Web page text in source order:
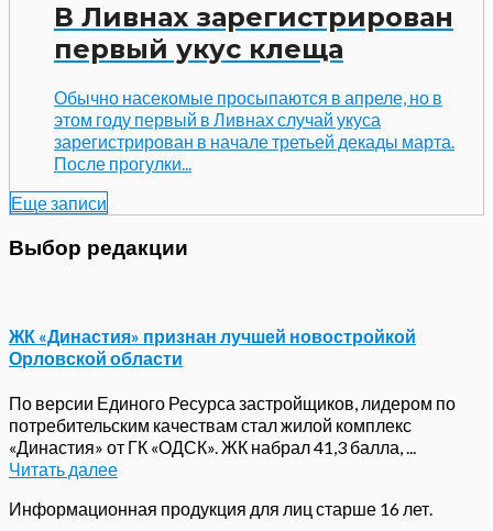
В Ливнах зарегистрирован
первый укус клеща
Обычно насекомые просыпаются в апреле, но в
этом году первый в Ливнах случай укуса
зарегистрирован в начале третьей декады марта.
После прогулки...
Еще записи
Выбор редакции
ЖК «Династия» признан лучшей новостройкой
Орловской области
По версии Единого Ресурса застройщиков, лидером по
потребительским качествам стал жилой комплекс
«Династия» от ГК «ОДСК». ЖК набрал 41,3 балла, ...
Читать далее
Информационная продукция для лиц старше 16 лет.